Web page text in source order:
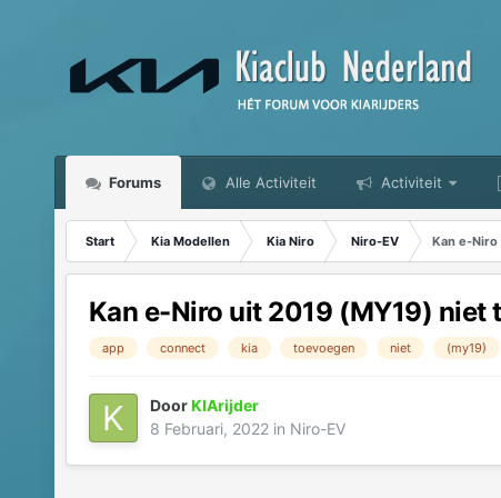
Forums Alle Activiteit Activiteit
Start Kia Modellen Kia Niro Niro-EV Kan e-Niro
Kan e-Niro uit 2019 (MY19) niet
app connect kia toevoegen niet (my19)
DoorKIArijder
8 Februari, 2022in Niro-EV